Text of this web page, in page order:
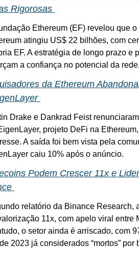
Rigorosas
Ethereum (EF) revelou que
atingiu US$ 22 bilhões, com
EF. A estratégia de longo prazo e
a confiança no potencial da rede.
da Ethereum
Drake e Dankrad Feist
projeto DeFi na
A saída foi bem vista pela
caiu 10% após o anúncio.
Podem Crescer 11x e
relatório da Binance Research,
11x, com apelo viral entre
o setor ainda é arriscado, com
2023 já considerados “mortos”